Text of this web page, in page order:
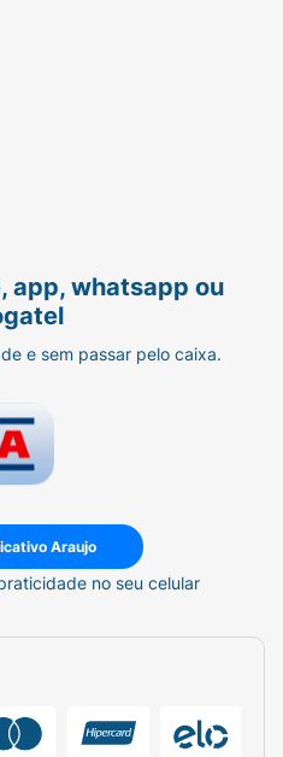
seu aparelho sempre
evitar cortes.
de liberação no seu
remover o cartucho
e pressione até ouvir o
o deslizar das
4.
app, whatsapp ou
e sem passar pelo caixa.
Araujo
no seu celular